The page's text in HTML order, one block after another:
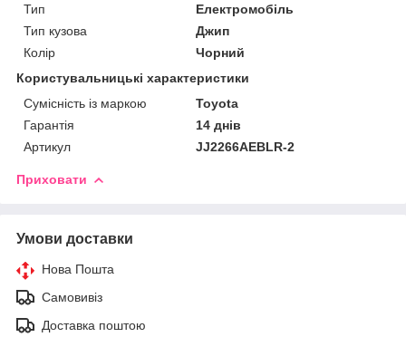
Тип
Електромобіль
Тип кузова
Джип
Колір
Чорний
Користувальницькі характеристики
Сумісність із маркою
Toyota
Гарантія
14 днів
Артикул
JJ2266AEBLR-2
Приховати
Умови доставки
Нова Пошта
Самовивіз
Доставка поштою